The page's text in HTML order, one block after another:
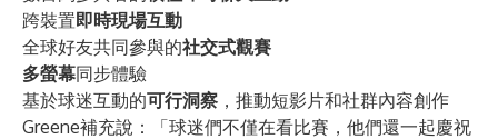
跨裝置即時現場互動
全球好友共同參與的社交式觀賽
多螢幕同步體驗
基於球迷互動的可行洞察 ，推動短影片和社群內容創作
Greene補充說：「球迷們不僅在看比賽，他們還一起慶祝